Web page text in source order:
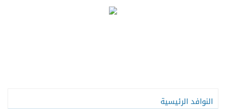
النوافد الرئيسية